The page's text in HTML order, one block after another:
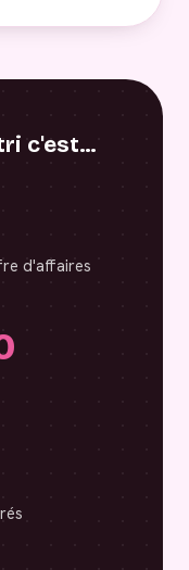
c'est…
d'affaires